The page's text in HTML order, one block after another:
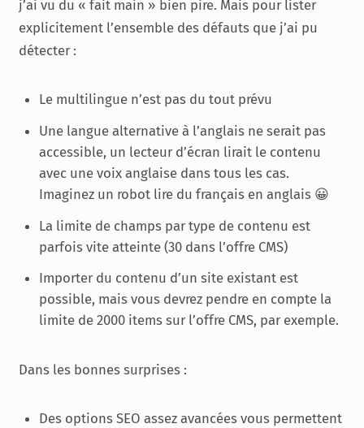
j’ai vu du « fait main » bien pire. Mais pour lister
explicitement l’ensemble des défauts que j’ai pu
détecter :
Le multilingue n’est pas du tout prévu
Une langue alternative à l’anglais ne serait pas
accessible, un lecteur d’écran lirait le contenu
avec une voix anglaise dans tous les cas.
Imaginez un robot lire du français en anglais 😀
La limite de champs par type de contenu est
parfois vite atteinte (30 dans l’offre CMS)
Importer du contenu d’un site existant est
possible, mais vous devrez pendre en compte la
limite de 2000 items sur l’offre CMS, par exemple.
Dans les bonnes surprises :
Des options SEO assez avancées vous permettent